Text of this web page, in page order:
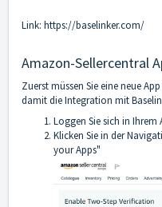
Link: https://baselinker.com/
Amazon-Sellercentral
Zuerst müssen Sie eine neue
damit die Integration mit
Loggen Sie sich in
Klicken Sie in der
your Apps"